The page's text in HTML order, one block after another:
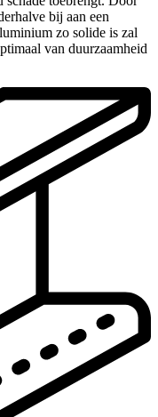
bij aan een
zo solide is zal
van duurzaamheid